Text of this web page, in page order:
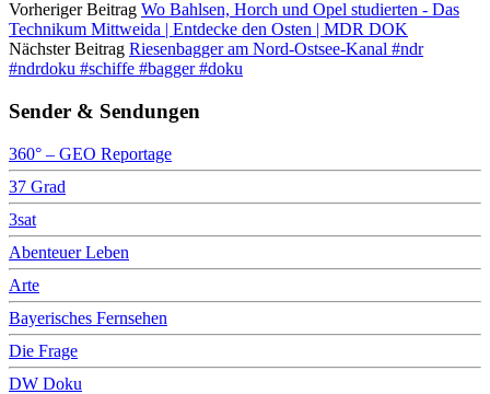
Vorheriger Beitrag Wo Bahlsen, Horch und Opel studierten - Das
Technikum Mittweida | Entdecke den Osten | MDR DOK
Nächster Beitrag Riesenbagger am Nord-Ostsee-Kanal #ndr
#ndrdoku #schiffe #bagger #doku
Sender & Sendungen
360° – GEO Reportage
37 Grad
3sat
Abenteuer Leben
Arte
Bayerisches Fernsehen
Die Frage
DW Doku